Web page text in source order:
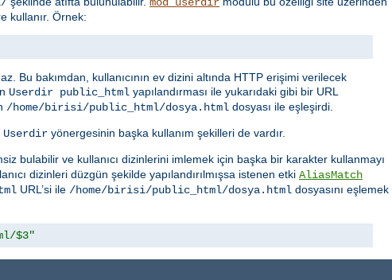
kullanır. Örnek:
Bu bakımdan, kullanıcının ev dizini altında HTTP erişimi verilecek
Userdir public_html yapılandırması ile yukarıdaki gibi bir URL
/home/birisi/public_html/dosya.html dosyası ile eşleşirdi.
Userdir yönergesinin başka kullanım şekilleri de vardır.
bulabilir ve kullanıcı dizinlerini imlemek için başka bir karakter kullanmayı
dizinleri düzgün şekilde yapılandırılmışsa istenen etki AliasMatch
URL’si ile /home/birisi/public_html/dosya.html dosyasını eşlemek
$3"